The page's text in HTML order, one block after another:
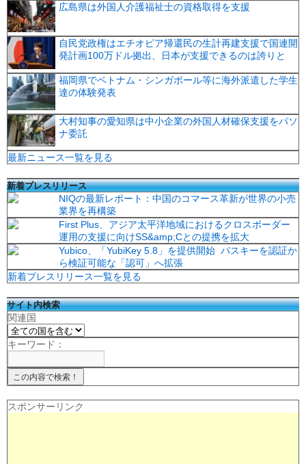
広島県は外国人介護福祉士の資格取得を支援
自民党政権はエチオピア帰還民の生計再建支援で国連開
発計画100万ドル拠出、日本が支援できるのは誇りと
福岡県でベトナム・シンガポール等に海外派遣した学生
達の体験発表
大村知事の愛知県は中小企業の外国人材確保支援をパソ
ナ委託
最新ニュース一覧を見る
新着プレスリリース
NIQの最新レポート：中国のコマース革新が世界の小売
業界を再構築
First Plus、アジア太平洋地域におけるクロスボーダー
運用の支援に向けSS&amp;Cとの提携を拡大
Yubico、「YubiKey 5.8」を提供開始 パスキーを認証か
ら検証可能な「認可」へ拡張
新着プレスリリース一覧を見る
サイト内検索
関連国
キーワード：
スポンサーリンク